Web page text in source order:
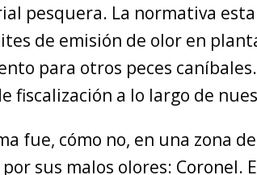
pesquera. La normativa
de emisión de olor en
para otros peces
fiscalización a lo largo de
fue, cómo no, en una zona
sus malos olores: Coronel.